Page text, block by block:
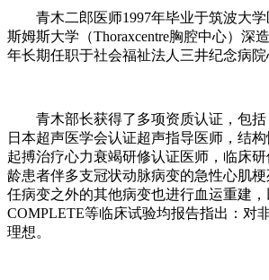
青木二郎医师1997年毕业于筑波大
斯姆斯大学（Thoraxcentre胸腔中心）深
年长期任职于社会福祉法人三井纪念病
青木部长获得了多项资质认证，包
日本超声医学会认证超声指导医师，结
起搏治疗心力衰竭研修认证医师，临床
龄患者伴多支冠状动脉病变的急性心肌
任病变之外的其他病变也进行血运重建
COMPLETE等临床试验均报告指出：对
理想。